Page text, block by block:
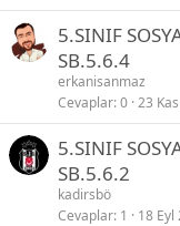
5.SINIF
SB.5.6.4
erkanisanmaz
Cevaplar 0 23
5.SINIF
SB.5.6.2
kadirsbö
Cevaplar 1 18 Eyl